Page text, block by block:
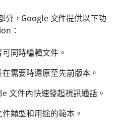
分，Google 文件提供以下功
：
同時編輯文件。
需要時還原至先前版本。
文件內快速發起視訊通話。
類型和用途的範本。